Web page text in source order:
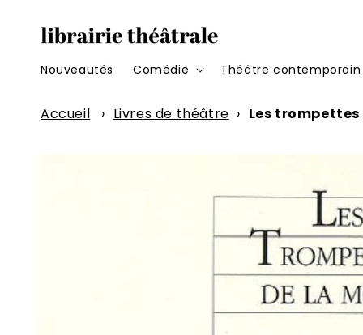
contenu
Nouveautés Comédie Théâtre contemporain
Accueil › Livres de théâtre › Les